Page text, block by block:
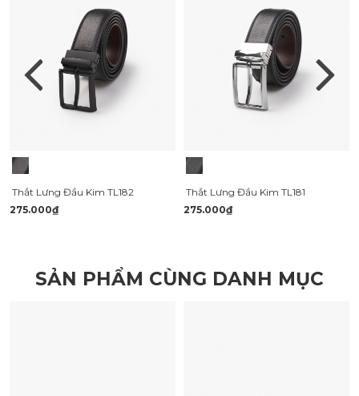
Thắt Lưng Đầu Kim TL182
275.000₫
Thắt Lưng Đầu Kim TL181
275.000₫
SẢN PHẨM CÙNG DANH MỤC